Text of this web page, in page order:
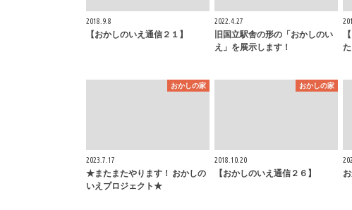
2018.9.8
【おかしのいえ通信２１】
2022.4.27
旧国立駅舎の形の「おかしのい
え」を展示します！
た
おかしの家
2023.7.17
★またまたやります！ おかしの
いえプロジェクト★
おかしの家
2018.10.20
【おかしのいえ通信２６】